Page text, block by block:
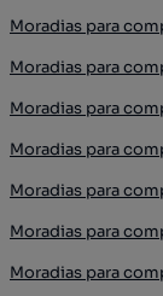
Moradias para
Moradias para
Moradias para
Moradias para
Moradias para
Moradias para
Moradias para